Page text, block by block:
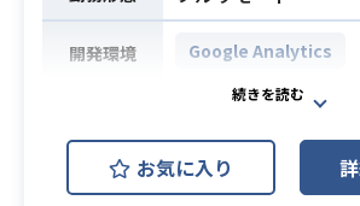
開発環境 Google Analytics
下記の業務を主に担
す。
・健康アプリのUXデ
お気に入り